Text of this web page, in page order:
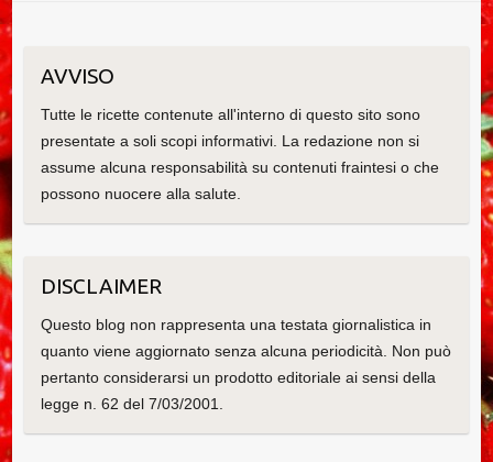
AVVISO
Tutte le ricette contenute all'interno di questo sito sono
presentate a soli scopi informativi. La redazione non si
assume alcuna responsabilità su contenuti fraintesi o che
possono nuocere alla salute.
DISCLAIMER
Questo blog non rappresenta una testata giornalistica in
quanto viene aggiornato senza alcuna periodicità. Non può
pertanto considerarsi un prodotto editoriale ai sensi della
legge n. 62 del 7/03/2001.